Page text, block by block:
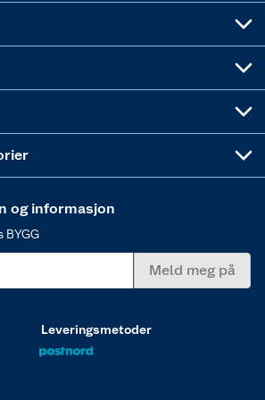
og informasjon
BYGG
Meld meg på
Leveringsmetoder